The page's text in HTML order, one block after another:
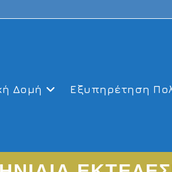
Δομή Εξυπηρέτηση